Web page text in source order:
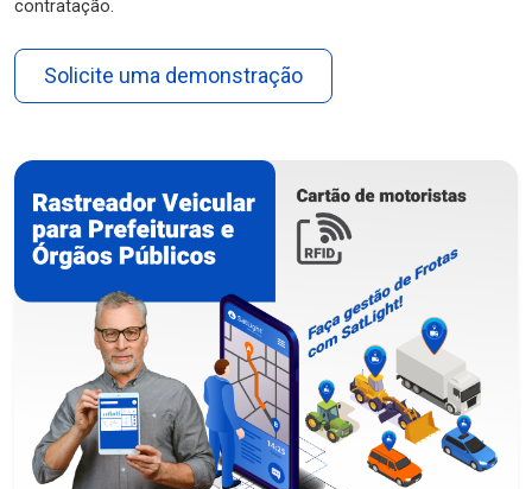
contratação.
Solicite uma demonstração